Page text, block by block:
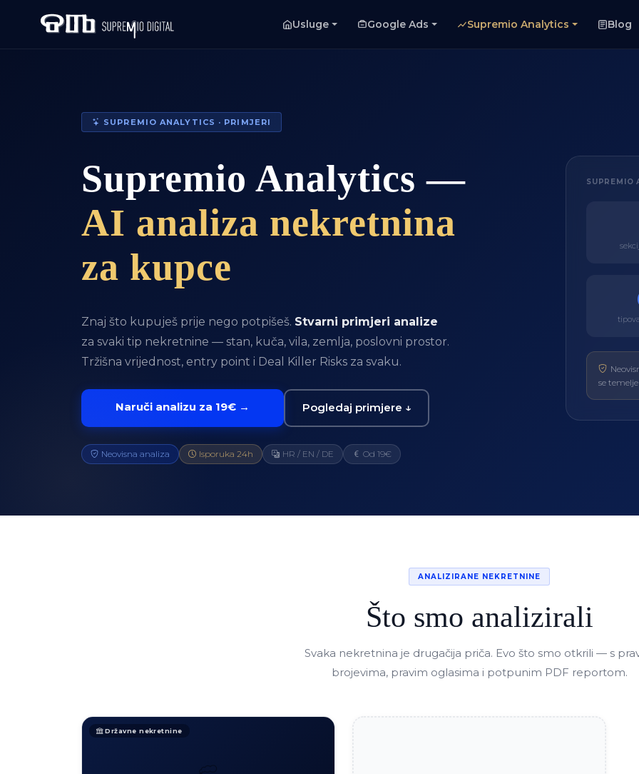
Usluge Google Ads Supremio Analytics Blog
SUPREMIO ANALYTICS · PRIMJERI
Supremio Analytics —
AI analiza nekretnina
za kupce
Znaj što kupuješ prije nego potpišeš. Stvarni primjeri analize
za svaki tip nekretnine — stan, kuča, vila, zemlja, poslovni prostor.
Tržišna vrijednost, entry point i Deal Killer Risks za svaku.
Naruči analizu za 19€ → Pogledaj primjere ↓
Neovisna analiza Isporuka 24h HR / EN / DE Od 19€
SUPREMIO
se
ANALIZIRANE NEKRETNINE
Što smo analizirali
Svaka nekretnina je drugačija priča. Evo što smo otkrili — s
brojevima, pravim oglasima i potpunim PDF reportom.
Državne nekretnine